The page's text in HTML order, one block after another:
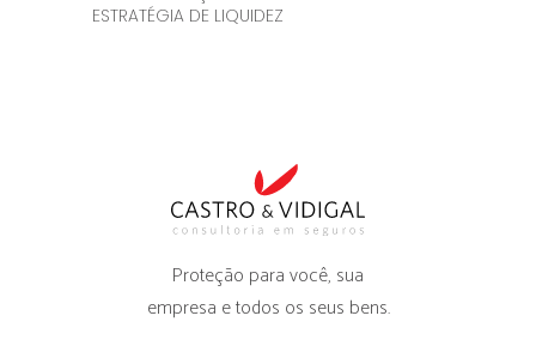
ESTRATÉGIA DE LIQUIDEZ
Proteção para você, sua
empresa e todos os seus bens.